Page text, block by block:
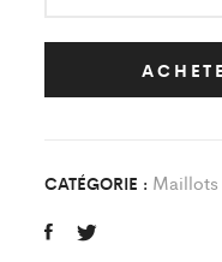
bleu/blanc
James
quantity
CATÉGORIE : Maillots